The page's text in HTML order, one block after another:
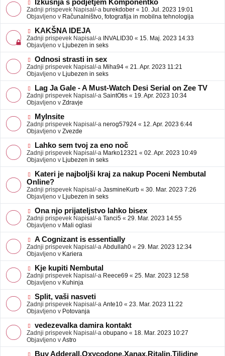
b
j
a
v
e
o
v
e
o
b
j
a
v
e
Izkušnja s podjetjem Komponentko
Zadnji prispevek Napisal/-a burekdober « 10. Jul. 2023 19:01
Objavljeno v Računalništvo, fotografija in mobilna tehnologija
N
o
v
e
o
b
j
a
v
e
KAKŠNA IDEJA
Zadnji prispevek Napisal/-a INVALID30 « 15. Maj. 2023 14:33
Objavljeno v Ljubezen in seks
N
o
v
e
o
b
j
a
v
e
Odnosi strasti in sex
Zadnji prispevek Napisal/-a Miha94 « 21. Apr. 2023 11:21
Objavljeno v Ljubezen in seks
N
o
v
e
o
b
j
a
v
e
Lag Ja Gale - A Must-Watch Desi Serial on Zee TV
Zadnji prispevek Napisal/-a SaintOtis « 19. Apr. 2023 10:34
Objavljeno v Zdravje
N
o
v
e
o
b
j
a
v
e
MyInsite
Zadnji prispevek Napisal/-a nerog57924 « 12. Apr. 2023 6:44
Objavljeno v Zvezde
N
o
v
e
o
b
j
a
v
e
Lahko sem tvoj za eno noč
Zadnji prispevek Napisal/-a Marko12321 « 02. Apr. 2023 10:49
Objavljeno v Ljubezen in seks
N
o
v
e
o
b
j
a
v
Kateri je najboljši kraj za nakup Poceni Nembutal
Online?
Zadnji prispevek Napisal/-a JasmineKurb « 30. Mar. 2023 7:26
Objavljeno v Ljubezen in seks
N
o
v
e
o
b
j
a
v
e
Ona njo prijateljstvo lahko bisex
Zadnji prispevek Napisal/-a Tanci5 « 29. Mar. 2023 14:55
Objavljeno v Mali oglasi
N
o
v
e
o
b
j
a
v
e
A Cognizant is essentially
Zadnji prispevek Napisal/-a Abdullah0 « 29. Mar. 2023 12:34
Objavljeno v Kariera
N
o
v
e
o
b
j
a
v
e
Kje kupiti Nembutal
Zadnji prispevek Napisal/-a Reece69 « 25. Mar. 2023 12:58
Objavljeno v Kuhinja
N
o
v
e
o
b
j
a
v
Split, vaši nasveti
Zadnji prispevek Napisal/-a Ante10 « 23. Mar. 2023 11:22
Objavljeno v Potovanja
N
o
v
e
o
vedezevalka damira kontakt
Zadnji prispevek Napisal/-a obupano « 18. Mar. 2023 10:27
Objavljeno v Astro
NBuy Adderall,Oxycodone,Xanax,Ritalin,Tilidine